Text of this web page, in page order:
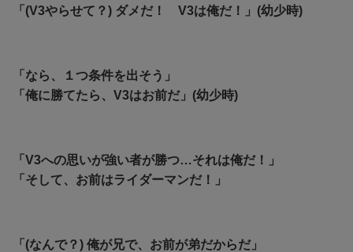
「(V3やらせて？) ダメだ！ V3は俺だ！」(幼少時)
「なら、１つ条件を出そう」
「俺に勝てたら、V3はお前だ」(幼少時)
「V3への思いが強い者が勝つ…それは俺だ！」
「そして、お前はライダーマンだ！」
「(なんで？) 俺が兄で、お前が弟だからだ」